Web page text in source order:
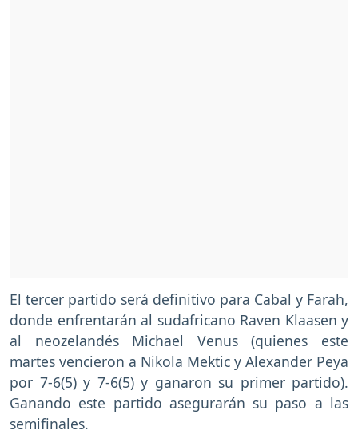
El tercer partido será definitivo para Cabal y Farah,
donde enfrentarán al sudafricano Raven Klaasen y
al neozelandés Michael Venus (quienes este
martes vencieron a Nikola Mektic y Alexander Peya
por 7-6(5) y 7-6(5) y ganaron su primer partido).
Ganando este partido asegurarán su paso a las
semifinales.